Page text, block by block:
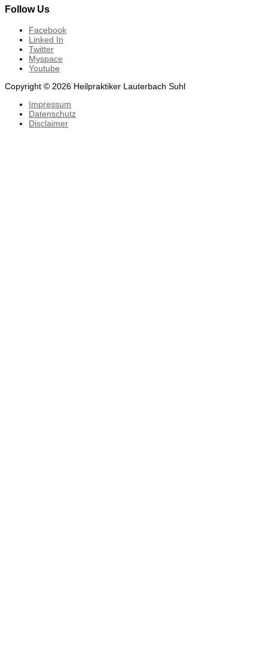
Follow Us
Facebook
Linked In
Twitter
Myspace
Youtube
Copyright © 2026 Heilpraktiker Lauterbach Suhl
Impressum
Datenschutz
Disclaimer